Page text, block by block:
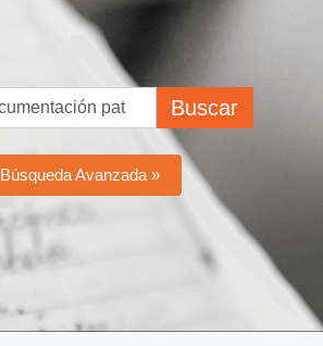
Buscar
Búsqueda Avanzada »